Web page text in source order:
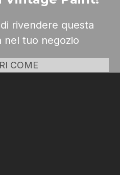
rivendere questa
nel tuo negozio
COME